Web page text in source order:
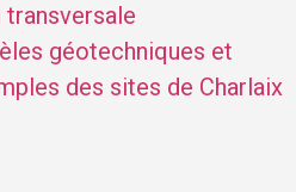
transversale
géotechniques et
des sites de Charlaix